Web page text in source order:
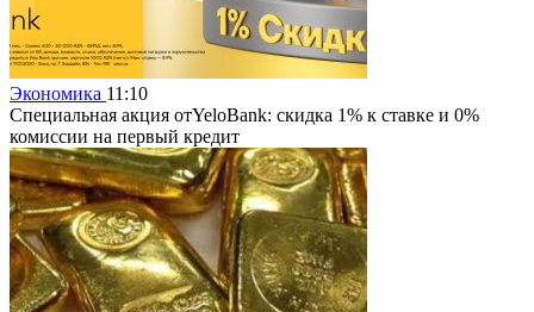
Экономика 11:10
Специальная акция отYeloBank: скидка 1% к ставке и 0%
комиссии на первый кредит